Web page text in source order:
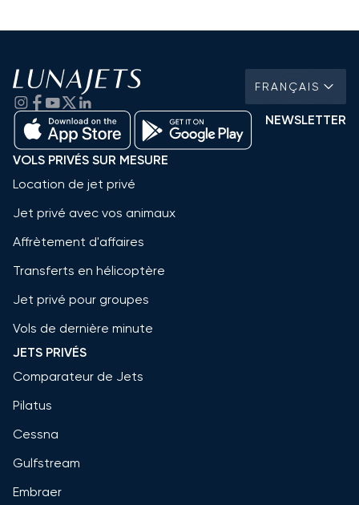
FRANÇAIS
NEWSLETTER
VOLS PRIVÉS SUR MESURE
Location de jet privé
Jet privé avec vos animaux
Affrètement d'affaires
Transferts en hélicoptère
Jet privé pour groupes
Vols de dernière minute
JETS PRIVÉS
Comparateur de Jets
Pilatus
Cessna
Gulfstream
Embraer